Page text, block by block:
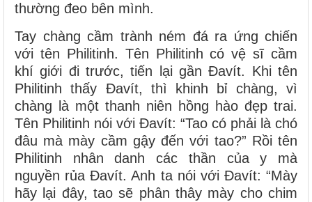
thường đeo bên mình.
Tay chàng cầm trành ném đá ra ứng chiến
với tên Philitinh. Tên Philitinh có vệ sĩ cầm
khí giới đi trước, tiến lại gần Ðavít. Khi tên
Philitinh thấy Ðavít, thì khinh bỉ chàng, vì
chàng là một thanh niên hồng hào đẹp trai.
Tên Philitinh nói với Ðavít: “Tao có phải là chó
đâu mà mày cầm gậy đến với tao?” Rồi tên
Philitinh nhân danh các thần của y mà
nguyền rủa Ðavít. Anh ta nói với Ðavít: “Mày
hãy lại đây, tao sẽ phân thây mày cho chim